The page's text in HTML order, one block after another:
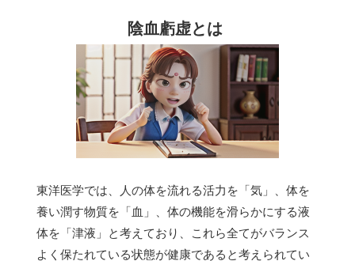
陰血虧虚とは
東洋医学では、人の体を流れる活力を「気」、体を
養い潤す物質を「血」、体の機能を滑らかにする液
体を「津液」と考えており、これら全てがバランス
よく保たれている状態が健康であると考えられてい